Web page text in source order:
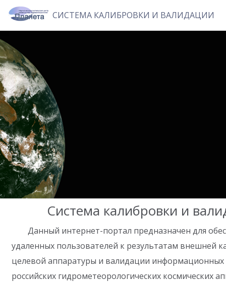
СИСТЕМА КАЛИБРОВКИ И ВАЛИДАЦИИ
Система калибровки и
Данный интернет-портал предназначен для
удаленных пользователей к результатам внешней
целевой аппаратуры и валидации информационных
российских гидрометеорологических космических